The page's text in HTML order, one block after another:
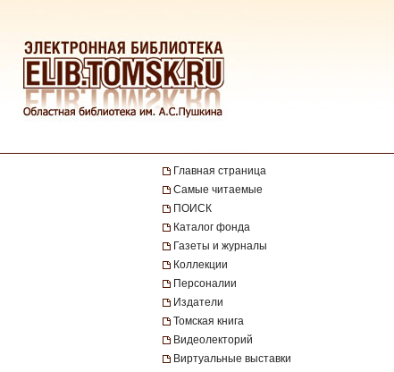
Главная страница
Самые читаемые
ПОИСК
Каталог фонда
Газеты и журналы
Коллекции
Персоналии
Издатели
Томская книга
Видеолекторий
Виртуальные выставки